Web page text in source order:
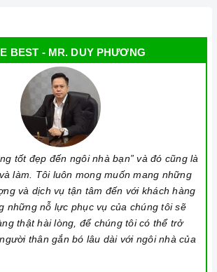
BEST - MR. DUY PHƯƠNG
tốt đẹp đến ngôi nhà bạn” và đó cũng là
làm. Tôi luôn mong muốn mang những
và dịch vụ tận tâm đến với khách hàng
những nỗ lực phục vụ của chúng tôi sẽ
thật hài lòng, để chúng tôi có thể trở
thân gắn bó lâu dài với ngôi nhà của